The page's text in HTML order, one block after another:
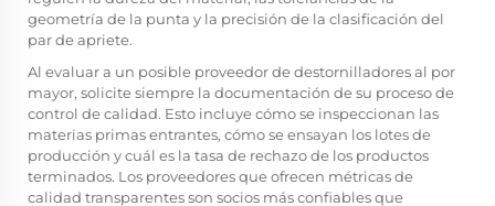
geometría de la punta y la precisión de la clasificación del
par de apriete.
Al evaluar a un posible proveedor de destornilladores al por
mayor, solicite siempre la documentación de su proceso de
control de calidad. Esto incluye cómo se inspeccionan las
materias primas entrantes, cómo se ensayan los lotes de
producción y cuál es la tasa de rechazo de los productos
terminados. Los proveedores que ofrecen métricas de
calidad transparentes son socios más confiables que